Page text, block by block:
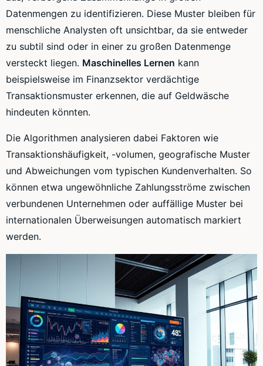
Datenmengen zu identifizieren. Diese Muster bleiben für
menschliche Analysten oft unsichtbar, da sie entweder
zu subtil sind oder in einer zu großen Datenmenge
versteckt liegen. Maschinelles Lernen kann
beispielsweise im Finanzsektor verdächtige
Transaktionsmuster erkennen, die auf Geldwäsche
hindeuten könnten.
Die Algorithmen analysieren dabei Faktoren wie
Transaktionshäufigkeit, -volumen, geografische Muster
und Abweichungen vom typischen Kundenverhalten. So
können etwa ungewöhnliche Zahlungsströme zwischen
verbundenen Unternehmen oder auffällige Muster bei
internationalen Überweisungen automatisch markiert
werden.